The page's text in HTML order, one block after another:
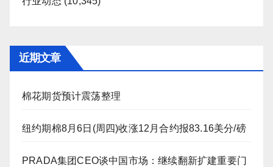
近期文章
棉花期货预计震荡整理
纽约期棉8月6日(周四)收涨12月合约报83.16美分/磅
PRADA集团CEO谈中国市场：继续翻新扩建重要门